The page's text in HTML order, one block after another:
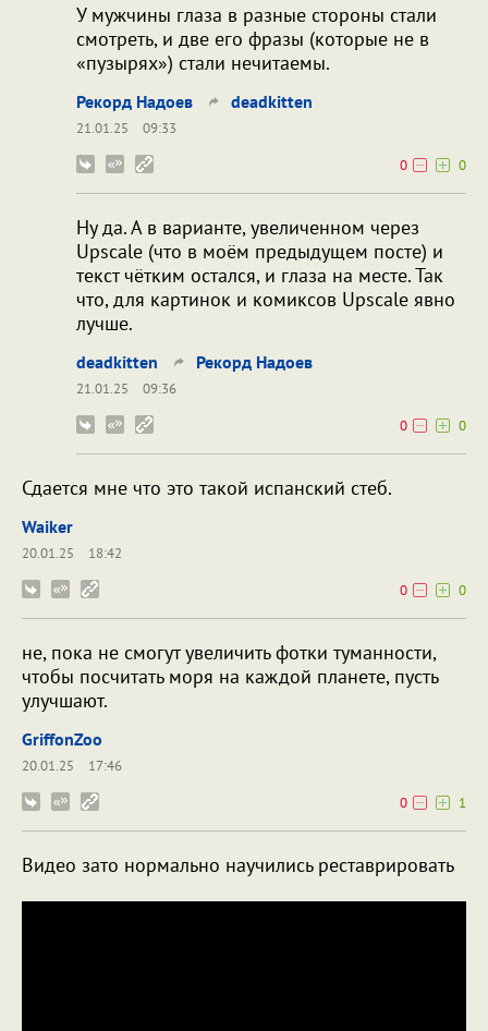
У мужчины глаза в разные стороны стали
смотреть, и две его фразы (которые не в
«пузырях») стали нечитаемы.
Рекорд Надоев deadkitten
21.01.25
09:33
0
0
Ну да. А в варианте, увеличенном через
Upscale (что в моём предыдущем посте) и
текст чётким остался, и глаза на месте. Так
что, для картинок и комиксов Upscale явно
лучше.
deadkitten Рекорд Надоев
21.01.25
09:36
0
0
Сдается мне что это такой испанский стеб.
Waiker
20.01.25
18:42
0
0
не, пока не смогут увеличить фотки туманности,
чтобы посчитать моря на каждой планете, пусть
улучшают.
GriffonZoo
20.01.25
17:46
0
1
Видео зато нормально научились реставрировать